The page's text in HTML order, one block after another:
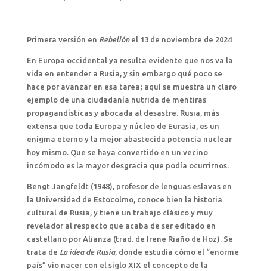
Primera versión en Rebeliónel 13 de noviembre de 2024
En Europa occidental ya resulta evidente que nos va la
vida en entender a Rusia, y sin embargo qué poco se
hace por avanzar en esa tarea; aquí se muestra un claro
ejemplo de una ciudadanía nutrida de mentiras
propagandísticas y abocada al desastre. Rusia, más
extensa que toda Europa y núcleo de Eurasia, es un
enigma eterno y la mejor abastecida potencia nuclear
hoy mismo. Que se haya convertido en un vecino
incómodo es la mayor desgracia que podía ocurrirnos.
Bengt Jangfeldt (1948), profesor de lenguas eslavas en
la Universidad de Estocolmo, conoce bien la historia
cultural de Rusia, y tiene un trabajo clásico y muy
revelador al respecto que acaba de ser editado en
castellano por Alianza (trad. de Irene Riaño de Hoz). Se
trata de La idea de Rusia, donde estudia cómo el “enorme
país” vio nacer con el siglo XIX el concepto de la